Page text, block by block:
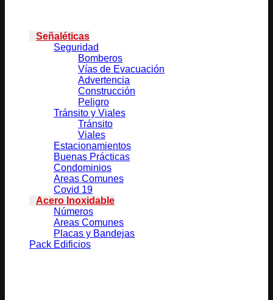
Señaléticas
Seguridad
Bomberos
Vías de Evacuación
Advertencia
Construcción
Peligro
Tránsito y Viales
Tránsito
Viales
Estacionamientos
Buenas Prácticas
Condominios
Areas Comunes
Covid 19
Acero Inoxidable
Números
Areas Comunes
Placas y Bandejas
Pack Edificios